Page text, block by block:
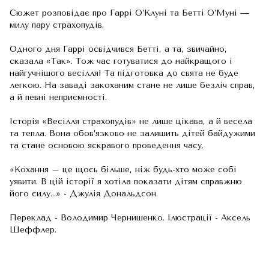
Сюжет розповідає про Гаррі О’Клуні та Бетті О’Муні —
милу пару страхопудів.
Одного дня Гаррі освідчився Бетті, а та, звичайно,
сказала «Так». Тож час готуватися до найкращого і
найгучнішого весілля! Та підготовка до свята не буде
легкою. На заваді закоханим стане не лише безліч справ,
а й певні неприємності.
Історія «Весілля страхопудів» не лише цікава, а й весела
та тепла. Вона обов’язково не залишить дітей байдужими
та стане основою яскравого проведення часу.
«Кохання – це щось більше, ніж будь-хто може собі
уявити. В цій історії я хотіла показати дітям справжню
його силу…» - Джулія Дональдсон.
Переклад - Володимир Чернишенко. Ілюстрації - Аксель
Шеффлер.